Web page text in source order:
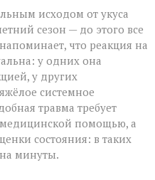
исходом от укуса
сезон — до этого все
что реакция на
у одних она
у других
системное
травма требует
помощью, а
состояния: в таких
минуты.